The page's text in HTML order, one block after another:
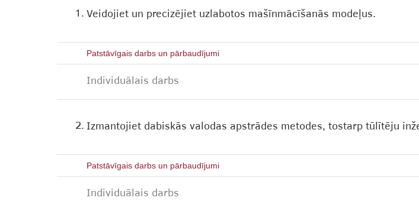
1. Veidojiet un precizējiet uzlabotos mašīnmācīšanās modeļus.
Patstāvīgais darbs un pārbaudījumi
Individuālais darbs
2. Izmantojiet dabiskās valodas apstrādes metodes, tostarp tūlītēju
Patstāvīgais darbs un pārbaudījumi
Individuālais darbs